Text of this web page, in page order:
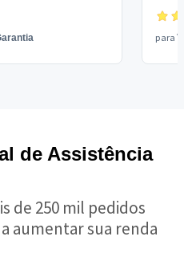
para
de Assistência
de 250 mil pedidos
aumentar sua renda